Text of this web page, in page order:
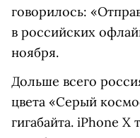
говорилось:
в российских
ноября.
Дольше всего
цвета «Серый
гигабайта. iPhone